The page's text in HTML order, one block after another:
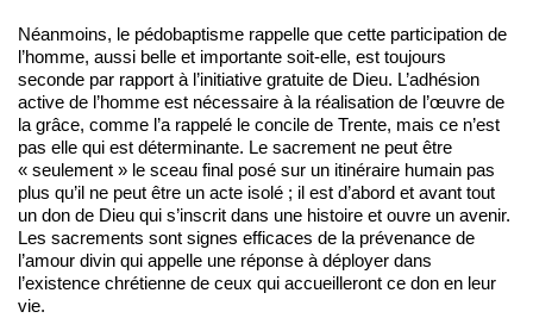
Néanmoins, le pédobaptisme rappelle que cette participation de
l’homme, aussi belle et importante soit-elle, est toujours
seconde par rapport à l’initiative gratuite de Dieu. L’adhésion
active de l’homme est nécessaire à la réalisation de l’œuvre de
la grâce, comme l’a rappelé le concile de Trente, mais ce n’est
pas elle qui est déterminante. Le sacrement ne peut être
« seulement » le sceau final posé sur un itinéraire humain pas
plus qu’il ne peut être un acte isolé ; il est d’abord et avant tout
un don de Dieu qui s’inscrit dans une histoire et ouvre un avenir.
Les sacrements sont signes efficaces de la prévenance de
l’amour divin qui appelle une réponse à déployer dans
l’existence chrétienne de ceux qui accueilleront ce don en leur
vie.